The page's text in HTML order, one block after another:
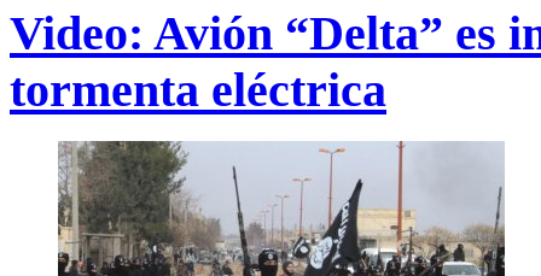
Video: Avión “Delta” es
tormenta eléctrica